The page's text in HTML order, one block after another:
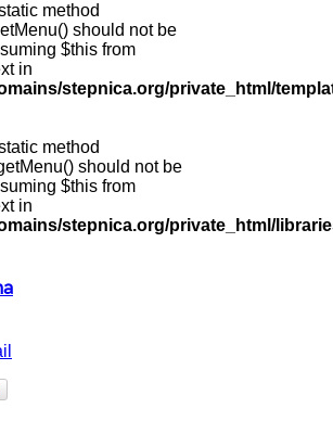
method
should not be
$this from
in
stepnica.org/private_html/
method
should not be
$this from
in
stepnica.org/private_html/